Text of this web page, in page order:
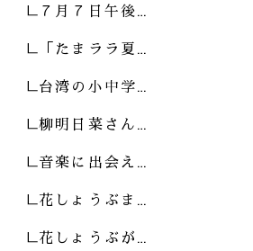
７月７日午後…
「たまララ夏…
台湾の小中学…
柳明日菜さん…
音楽に出会え…
花しょうぶま…
花しょうぶが…